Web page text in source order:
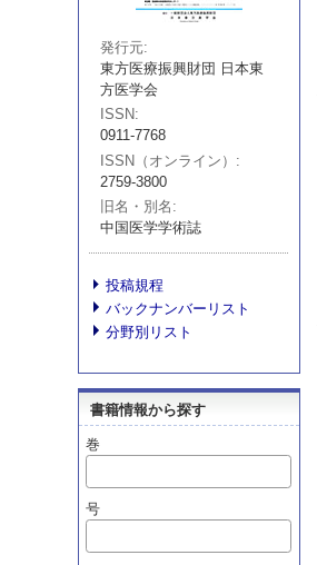
発行元
東方医療振興財団 日本東
方医学会
ISSN
0911-7768
ISSN（オンライン）
2759-3800
旧名・別名
中国医学学術誌
投稿規程
バックナンバーリスト
分野別リスト
書籍情報から探す
巻
号